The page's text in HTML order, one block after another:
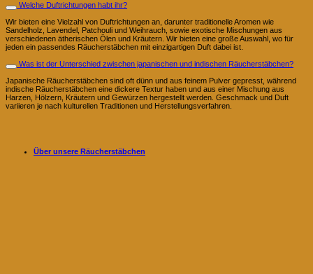
Welche Duftrichtungen habt ihr?
Wir bieten eine Vielzahl von Duftrichtungen an, darunter traditionelle Aromen wie
Sandelholz, Lavendel, Patchouli und Weihrauch, sowie exotische Mischungen aus
verschiedenen ätherischen Ölen und Kräutern. Wir bieten eine große Auswahl, wo für
jeden ein passendes Räucherstäbchen mit einzigartigen Duft dabei ist.
Was ist der Unterschied zwischen japanischen und indischen Räucherstäbchen?
Japanische Räucherstäbchen sind oft dünn und aus feinem Pulver gepresst, während
indische Räucherstäbchen eine dickere Textur haben und aus einer Mischung aus
Harzen, Hölzern, Kräutern und Gewürzen hergestellt werden. Geschmack und Duft
variieren je nach kulturellen Traditionen und Herstellungsverfahren.
Über unsere Räucherstäbchen